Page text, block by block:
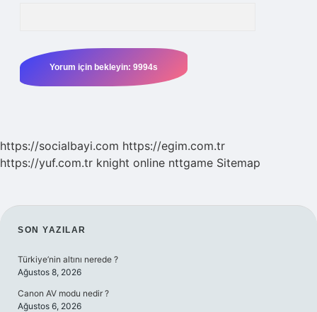
https://socialbayi.com https://egim.com.tr
https://yuf.com.tr knight online nttgame Sitemap
SIDEBAR
SON YAZILAR
Türkiye’nin altını nerede ?
Ağustos 8, 2026
Canon AV modu nedir ?
Ağustos 6, 2026